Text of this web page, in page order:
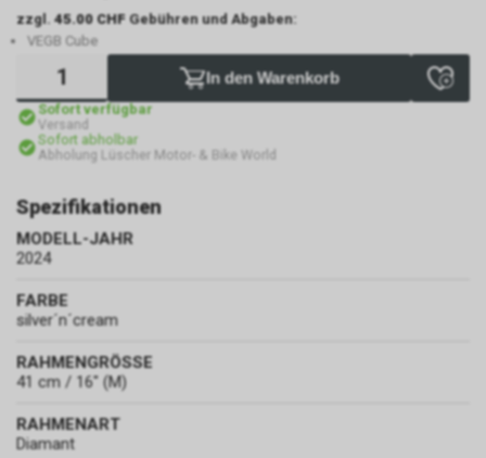
zzgl.45.00 CHF Gebühren und Abgaben:
VEGB Cube
In den Warenkorb
Sofort verfügbar
Versand
Sofort abholbar
Abholung Lüscher Motor- & Bike World
Spezifikationen
MODELL-JAHR
2024
FARBE
silver´n´cream
RAHMENGRÖSSE
41 cm / 16" (M)
RAHMENART
Diamant